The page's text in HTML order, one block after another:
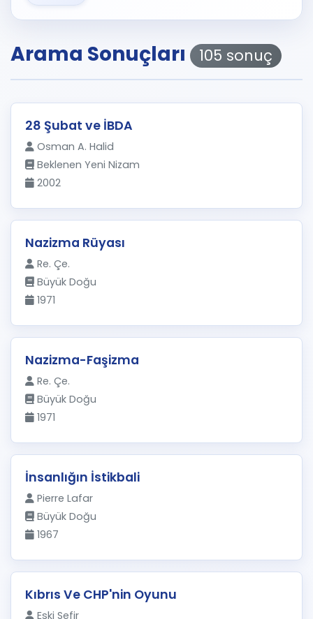
Arama Sonuçları 105 sonuç
28 Şubat ve İBDA
Osman A. Halid
Beklenen Yeni Nizam
2002
Nazizma Rüyası
Re. Çe.
Büyük Doğu
1971
Nazizma-Faşizma
Re. Çe.
Büyük Doğu
1971
İnsanlığın İstikbali
Pierre Lafar
Büyük Doğu
1967
Kıbrıs Ve CHP'nin Oyunu
Eski Sefir